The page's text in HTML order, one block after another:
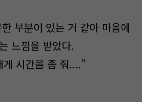
부분이 있는 거 같아 마음에
느낌을 받았다.
시간을 좀 줘....”